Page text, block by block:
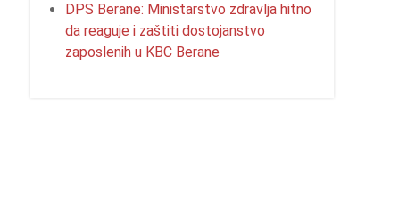
DPS Berane: Ministarstvo zdravlja hitno
da reaguje i zaštiti dostojanstvo
zaposlenih u KBC Berane